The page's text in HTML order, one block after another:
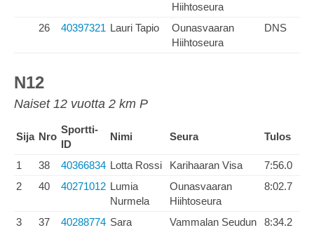
Hiihtoseura
26 40397321 Lauri Tapio
Ounasvaaran
Hiihtoseura
DNS
N12
Naiset 12 vuotta 2 km P
Sija Nro
Sportti-
ID
Nimi Seura Tulos
1 38 40366834 Lotta Rossi Karihaaran Visa
7:56.0
2
40 40271012 Lumia
Nurmela
Ounasvaaran
Hiihtoseura
8:02.7
3 37 40288774 Sara
Vammalan Seudun
8:34.2